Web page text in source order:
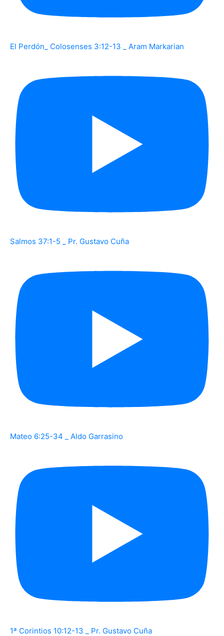
El Perdón_ Colosenses 3:12-13 _ Aram Markarian
Salmos 37:1-5 _ Pr. Gustavo Cuña
Mateo 6:25-34 _ Aldo Garrasino
1ª Corintios 10:12-13 _ Pr. Gustavo Cuña